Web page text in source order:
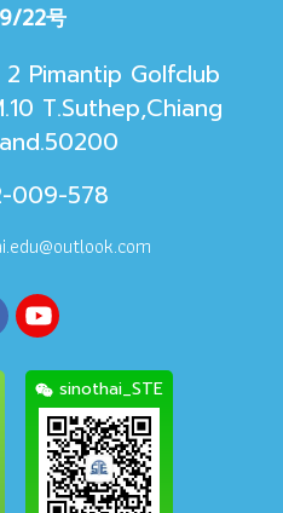
22号
Pimantip Golfclub
T.Suthep,Chiang
009-578
sinothai_STE